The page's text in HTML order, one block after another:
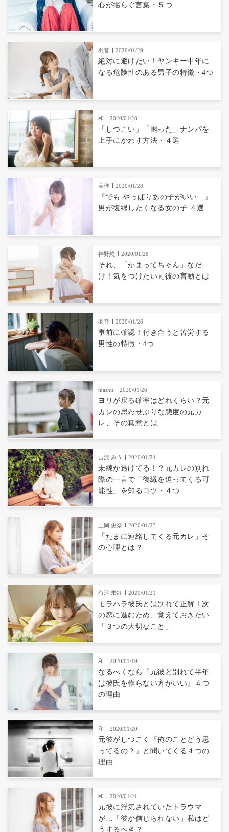
心が揺らぐ言葉・５つ
羽音 2020/01/29
絶対に避けたい！ヤンキー中年に
なる危険性のある男子の特徴・4つ
和 2020/01/28
「しつこい」「困った」ナンパを
上手にかわす方法・４選
美佳 2020/01/28
『でも やっぱりあの子がいい…』
男が復縁したくなる女の子 ４選
神野悠 2020/01/28
それ、「かまってちゃん」なだ
け！気をつけたい元彼の言動とは
羽音 2020/01/26
事前に確認！付き合うと苦労する
男性の特徴・4つ
mashu 2020/01/26
ヨリが戻る確率はどれくらい？元
カレの思わせぶりな態度の元カ
レ、その真意とは
吉沢 みう 2020/01/24
未練が透けてる！？元カレの別れ
際の一言で「復縁を迫ってくる可
能性」を知るコツ・４つ
上岡 史奈 2020/01/23
「たまに連絡してくる元カレ」そ
の心理とは？
有沢 未紅 2020/01/21
モラハラ彼氏とは別れて正解！次
の恋に進むため、覚えておきたい
「３つの大切なこと」
和 2020/01/19
なるべくなら『元彼と別れて半年
は彼氏を作らない方がいい』４つ
の理由
和 2020/01/20
元彼がしつこく『俺のことどう思
ってるの？』と聞いてくる４つの
理由
和 2020/01/21
元彼に浮気されていたトラウマ
が…「彼が信じられない」私はど
うするべき？